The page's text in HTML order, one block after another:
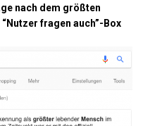
nach dem größten
fragen auch”-Box